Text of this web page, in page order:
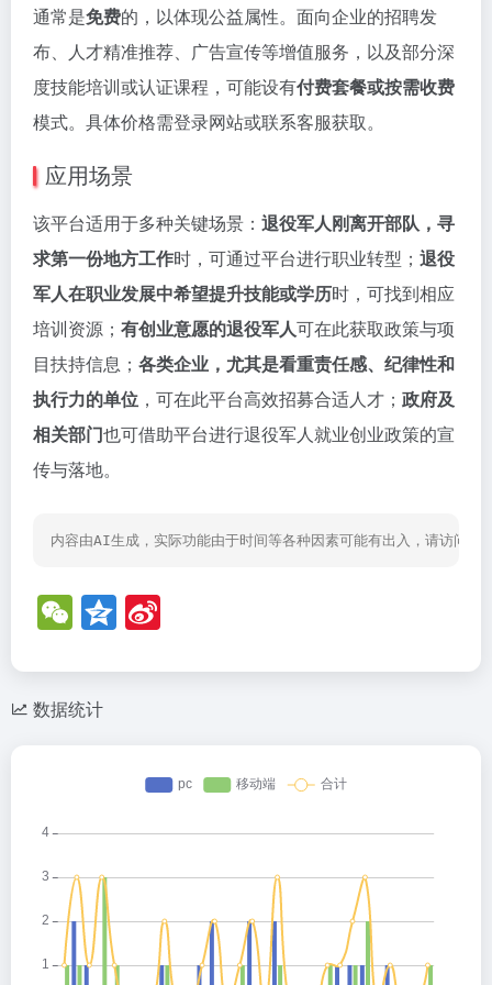
通常是免费的，以体现公益属性。面向企业的招聘发
布、人才精准推荐、广告宣传等增值服务，以及部分深
度技能培训或认证课程，可能设有付费套餐或按需收费
模式。具体价格需登录网站或联系客服获取。
应用场景
该平台适用于多种关键场景： 退役军人刚离开部队，寻
求第一份地方工作时，可通过平台进行职业转型； 退役
军人在职业发展中希望提升技能或学历时，可找到相应
培训资源； 有创业意愿的退役军人可在此获取政策与项
目扶持信息； 各类企业，尤其是看重责任感、纪律性和
执行力的单位 ，可在此平台高效招募合适人才； 政府及
相关部门也可借助平台进行退役军人就业创业政策的宣
传与落地。
内容由AI生成，实际功能由于时间等各种因素可能有出入，请访问网
W
e
C
h
Q
z
o a
b
o
数据统计